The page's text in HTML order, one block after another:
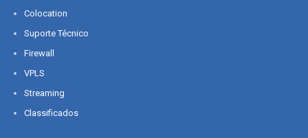
Colocation
Suporte Técnico
Firewall
VPLS
Streaming
Classificados